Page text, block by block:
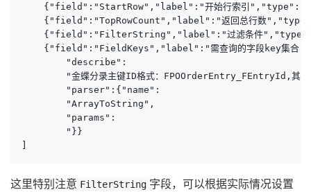
{"field":"StartRow","label":"开始行索引
{"field":"TopRowCount","label":"返回总行数
{"field":"FilterString","label":"过滤条件
{"field":"FieldKeys","label":"需查询的字段key集合
        "describe":
"金蝶分录主键ID格式：FPOOrderEntry_FEntryId,其
        "parser":{"name":
        "ArrayToString",
        "params":
        "}}
这里特别注意 FilterString 字段，可以根据实际情况设置